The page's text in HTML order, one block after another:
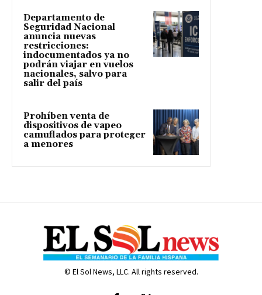
Departamento de
Seguridad Nacional
anuncia nuevas
restricciones:
indocumentados ya no
podrán viajar en vuelos
nacionales, salvo para
salir del país
Prohíben venta de
dispositivos de vapeo
camuflados para proteger
a menores
© El Sol News, LLC. All rights reserved.